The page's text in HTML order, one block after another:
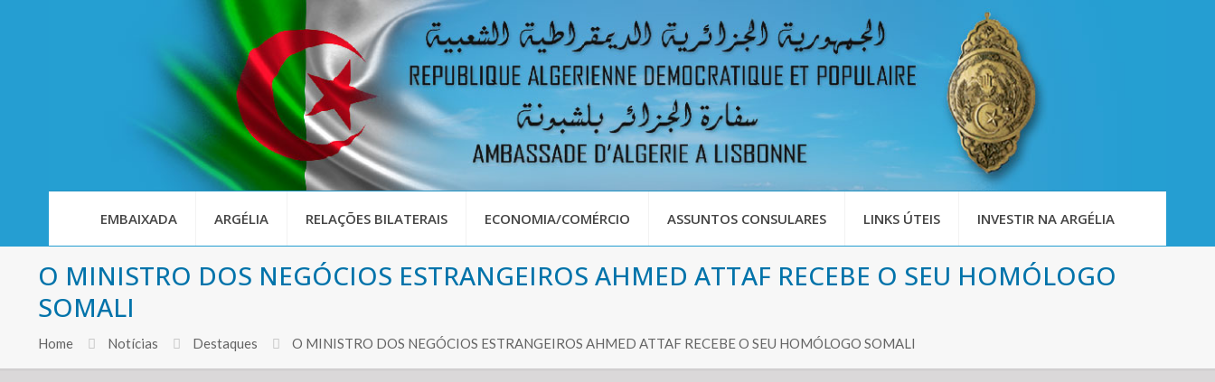
EMBAIXADA ARGÉLIA RELAÇÕES BILATERAIS ECONOMIA/COMÉRCIO ASSUNTOS CONSULARES LINKS ÚTEIS INVESTIR NA ARGÉLIA
O MINISTRO DOS NEGÓCIOS ESTRANGEIROS AHMED ATTAF RECEBE O SEU HOMÓLOGO
SOMALI
Home Notícias Destaques O MINISTRO DOS NEGÓCIOS ESTRANGEIROS AHMED ATTAF RECEBE O SEU HOMÓLOGO SOMALI